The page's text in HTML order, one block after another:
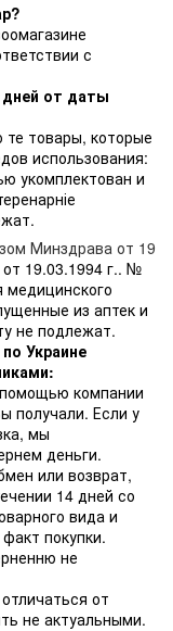
с
от даты
те товары, которые
использования:
укомплектован и
Минздрава от 19
19.03.1994 г.. №
медицинского
из аптек и
не подлежат.
Украине
компании
получали. Если у
мы
деньги.
или возврат,
14 дней со
вида и
покупки.
не
от
не актуальными.